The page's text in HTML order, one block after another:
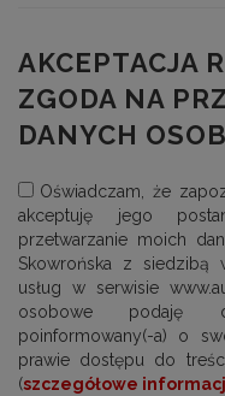
AKCEPTACJA
ZGODA NA
DANYCH
Oświadczam, że
akceptuję jego
przetwarzanie moich
Skowrońska z siedzibą
usług w serwisie
osobowe podaję
poinformowany(-a) o
prawie dostępu do
(szczegółowe